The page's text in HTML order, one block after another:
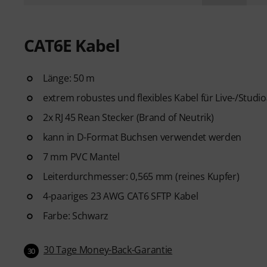
CAT6E Kabel
Länge: 50 m
extrem robustes und flexibles Kabel für Live-/
2x RJ 45 Rean Stecker (Brand of Neutrik)
kann in D-Format Buchsen verwendet werden
7 mm PVC Mantel
Leiterdurchmesser: 0,565 mm (reines Kupfer)
4-paariges 23 AWG CAT6 SFTP Kabel
Farbe: Schwarz
30 30 Tage Money-Back-Garantie